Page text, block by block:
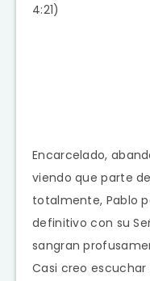
4:21)
Encarcelado,
viendo que parte
totalmente, Pablo
definitivo con su
sangran
Casi creo